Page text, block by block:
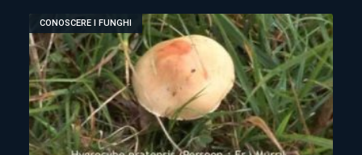
CONOSCERE I FUNGHI